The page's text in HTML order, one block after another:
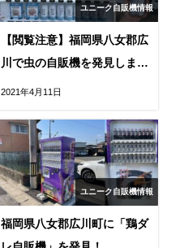
ユニーク自販機情報
【閲覧注意】福岡県八女郡広
川で虫の自販機を発見しまし
た。
2021年4月11日
ユニーク自販機情報
福岡県八女郡広川町に「鶏ダ